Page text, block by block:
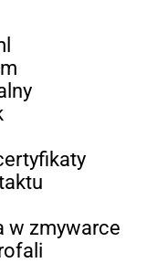
w zmywarce